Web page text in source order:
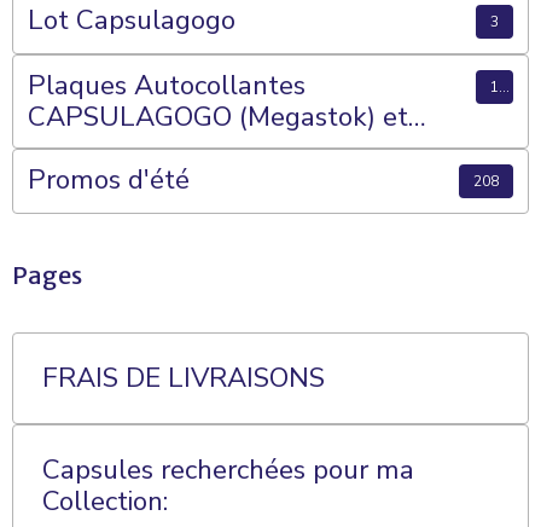
Lot Capsulagogo 3
Plaques Autocollantes
CAPSULAGOGO (Megastok) et
Plateaux 70 Cases
15
Promos d'été 208
Pages
FRAIS DE LIVRAISONS
Capsules recherchées pour ma
Collection: